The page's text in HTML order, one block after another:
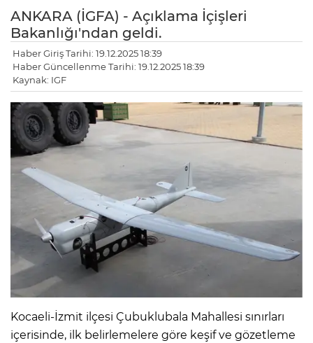
ANKARA (İGFA) - Açıklama İçişleri
Bakanlığı'ndan geldi.
Haber Giriş Tarihi: 19.12.2025 18:39
Haber Güncellenme Tarihi: 19.12.2025 18:39
Kaynak: IGF
Kocaeli-İzmit ilçesi Çubuklubala Mahallesi sınırları
içerisinde, ilk belirlemelere göre keşif ve gözetleme